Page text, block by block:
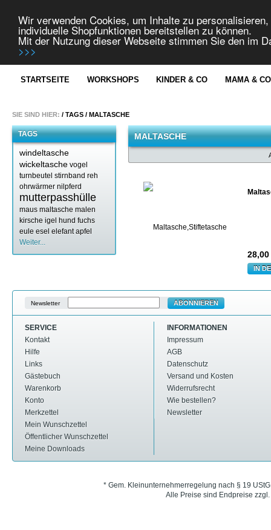
Wir verwenden Cookies, um Inhalte zu
individuelle Shopfunktionen bereitstellen zu können.
Mit der Nutzung dieser Webseite stimmen Sie den im
>>>
STARTSEITE WORKSHOPS KINDER & CO MAMA & CO
SIE SIND HIER: / TAGS / MALTASCHE
TAGS
windeltasche
wickeltasche vogel
turnbeutel stirnband reh
ohrwärmer nilpferd
mutterpasshülle
maus maltasche malen
kirsche igel hund fuchs
eule esel elefant apfel
Weiter...
MALTASCHE
28,00
IN
Newsletter ABONNIEREN
SERVICE
Kontakt
Hilfe
Links
Gästebuch
Warenkorb
Konto
Merkzettel
Mein Wunschzettel
Öffentlicher Wunschzettel
Meine Downloads
INFORMATIONEN
Impressum
AGB
Datenschutz
Versand und Kosten
Widerrufsrecht
Wie bestellen?
Newsletter
* Gem. Kleinunternehmerregelung nach § 19
Alle Preise sind Endpreise